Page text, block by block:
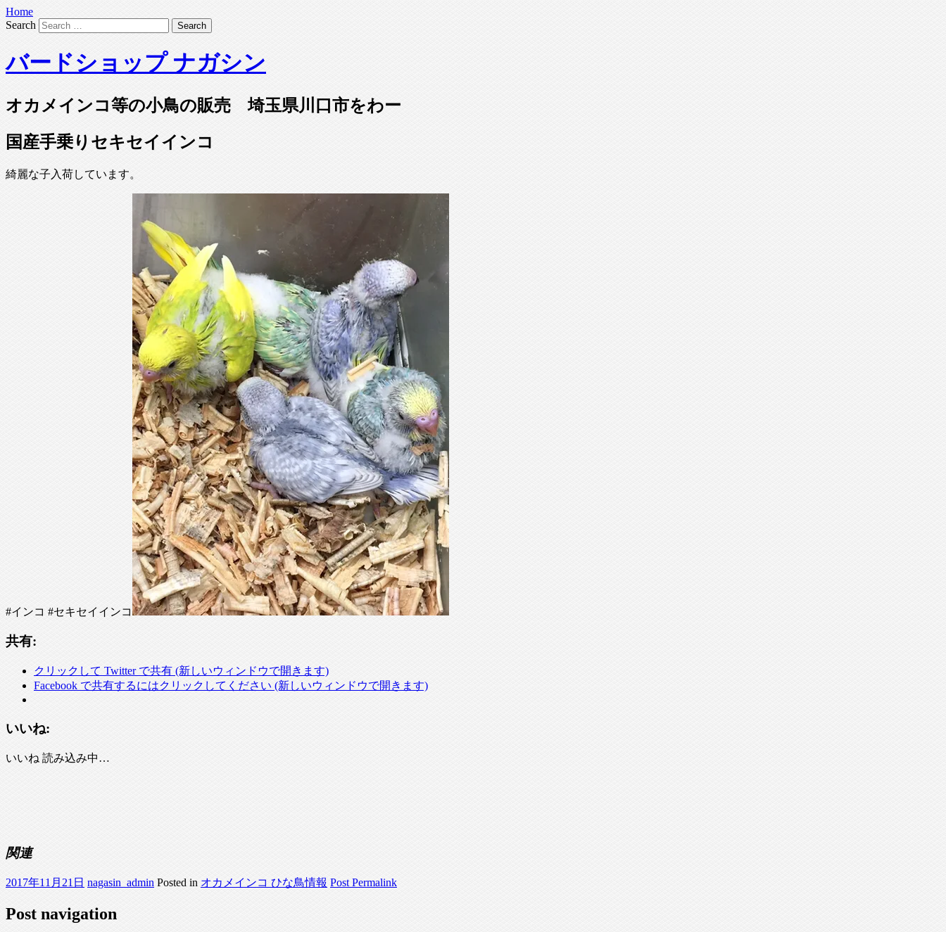
Home
Search
バードショップ ナガシン
オカメインコ等の小鳥の販売 埼玉県川口市をわー
国産手乗りセキセイインコ
綺麗な子入荷しています。
#インコ #セキセイインコ
共有:
クリックして Twitter で共有 (新しいウィンドウで開きます)
Facebook で共有するにはクリックしてください (新しいウィンドウで開きます)
いいね:
いいね 読み込み中…
関連
2017年11月21日 nagasin_admin Posted in オカメインコ ひな鳥情報 Post Permalink
Post navigation